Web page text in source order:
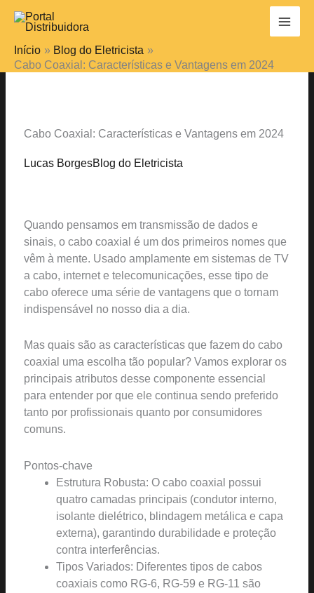
para
conteúdo
Início
Blog do Eletricista
Cabo Coaxial: Características e Vantagens em 2024
Cabo Coaxial: Características e Vantagens em 2024
Lucas BorgesBlog do Eletricista
Quando pensamos em transmissão de dados e
sinais, o cabo coaxial é um dos primeiros nomes que
vêm à mente. Usado amplamente em sistemas de TV
a cabo, internet e telecomunicações, esse tipo de
cabo oferece uma série de vantagens que o tornam
indispensável no nosso dia a dia.
Mas quais são as características que fazem do cabo
coaxial uma escolha tão popular? Vamos explorar os
principais atributos desse componente essencial
para entender por que ele continua sendo preferido
tanto por profissionais quanto por consumidores
comuns.
Pontos-chave
Estrutura Robusta: O cabo coaxial possui
quatro camadas principais (condutor interno,
isolante dielétrico, blindagem metálica e capa
externa), garantindo durabilidade e proteção
contra interferências.
Tipos Variados: Diferentes tipos de cabos
coaxiais como RG-6, RG-59 e RG-11 são